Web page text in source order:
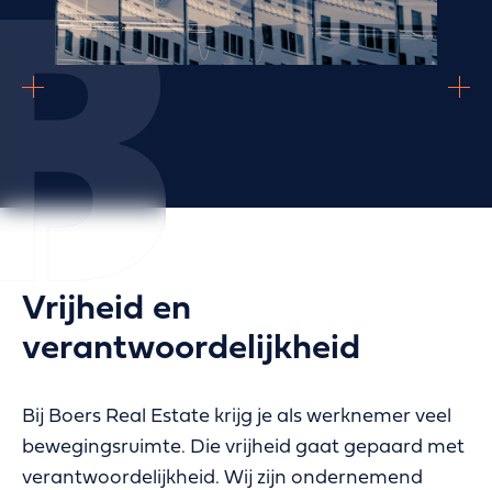
Vrijheid en
verantwoordelijkheid
Bij Boers Real Estate krijg je als werknemer veel
bewegingsruimte. Die vrijheid gaat gepaard met
verantwoordelijkheid. Wij zijn ondernemend